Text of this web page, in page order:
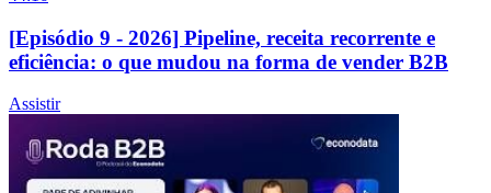
[Episódio 9 - 2026] Pipeline, receita recorrente e
eficiência: o que mudou na forma de vender B2B
Assistir